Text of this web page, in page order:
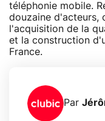
téléphonie mobile.
douzaine d'acteurs,
l'acquisition de la
et la construction
France.
Par